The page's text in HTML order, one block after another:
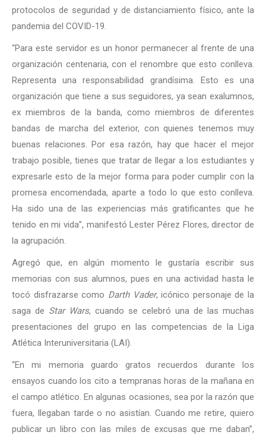
protocolos de seguridad y de distanciamiento físico, ante la
pandemia del COVID-19.
“Para este servidor es un honor permanecer al frente de una
organización centenaria, con el renombre que esto conlleva.
Representa una responsabilidad grandísima. Esto es una
organización que tiene a sus seguidores, ya sean exalumnos,
ex miembros de la banda, como miembros de diferentes
bandas de marcha del exterior, con quienes tenemos muy
buenas relaciones. Por esa razón, hay que hacer el mejor
trabajo posible, tienes que tratar de llegar a los estudiantes y
expresarle esto de la mejor forma para poder cumplir con la
promesa encomendada, aparte a todo lo que esto conlleva.
Ha sido una de las experiencias más gratificantes que he
tenido en mi vida”, manifestó Lester Pérez Flores, director de
la agrupación.
Agregó que, en algún momento le gustaría escribir sus
memorias con sus alumnos, pues en una actividad hasta le
tocó disfrazarse como Darth Vader, icónico personaje de la
saga de Star Wars, cuando se celebró una de las muchas
presentaciones del grupo en las competencias de la Liga
Atlética Interuniversitaria (LAI).
“En mi memoria guardo gratos recuerdos durante los
ensayos cuando los cito a tempranas horas de la mañana en
el campo atlético. En algunas ocasiones, sea por la razón que
fuera, llegaban tarde o no asistían. Cuando me retire, quiero
publicar un libro con las miles de excusas que me daban”,